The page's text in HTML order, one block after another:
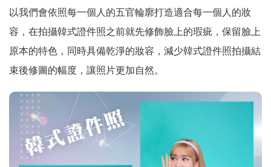
以我們會依照每一個人的五官輪廓打造適合每一個人的妝
容，在拍攝韓式證件照之前就先修飾臉上的瑕疵，保留臉上
原本的特色，同時具備乾淨的妝容，減少韓式證件照拍攝結
束後修圖的幅度，讓照片更加自然。